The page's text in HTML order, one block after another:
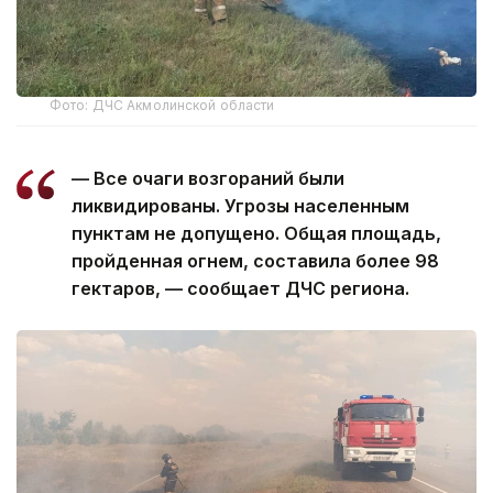
Фото: ДЧС Акмолинской области
— Все очаги возгораний были
ликвидированы. Угрозы населенным
пунктам не допущено. Общая площадь,
пройденная огнем, составила более 98
гектаров, — сообщает ДЧС региона.